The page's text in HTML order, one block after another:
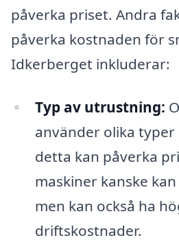
påverka priset. Andra
påverka kostnaden för
Idkerberget inkluderar:
Typ av utrustning:
använder olika typer
detta kan påverka
maskiner kanske
men kan också ha
driftskostnader.